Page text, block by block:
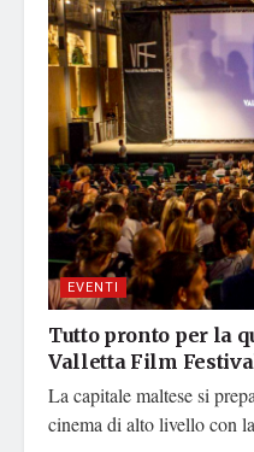
EVENTI
Tutto pronto per la
Valletta Film
La capitale maltese si
cinema di alto livello con